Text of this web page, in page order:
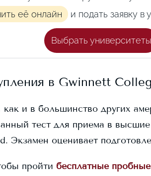
её онлайн и подать заявку
Выбрать университеты
в Gwinnett
как и в большинство других
тест для приема в
Экзамен оценивает
пройти бесплатные